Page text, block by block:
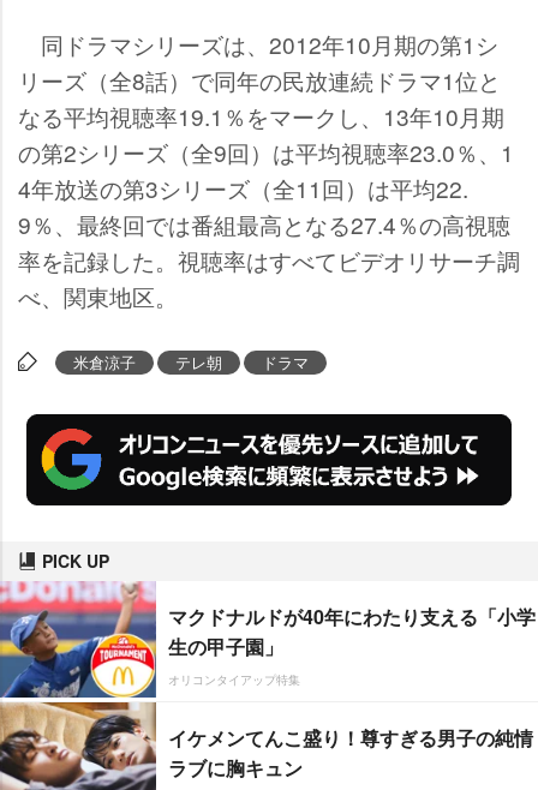
同ドラマシリーズは、2012年10月期の第1シ
リーズ（全8話）で同年の民放連続ドラマ1位と
なる平均視聴率19.1％をマークし、13年10月期
の第2シリーズ（全9回）は平均視聴率23.0％、1
4年放送の第3シリーズ（全11回）は平均22.
9％、最終回では番組最高となる27.4％の高視聴
率を記録した。視聴率はすべてビデオリサーチ調
べ、関東地区。
米倉涼子 テレ朝 ドラマ
PICK UP
マクドナルドが40年にわたり支える「小学
生の甲子園」
オリコンタイアップ特集
イケメンてんこ盛り！尊すぎる男子の純情
ラブに胸キュン